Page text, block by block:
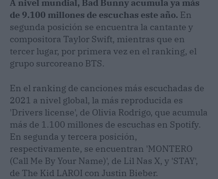
A nivel mundial, Bad Bunny acumula ya más
de 9.100 millones de escuchas este año. En
segunda posición se encuentra la cantante y
compositora Taylor Swift, mientras que en
tercer lugar, por primera vez en el ranking, el
grupo surcoreano BTS.
En el ranking de canciones más escuchadas de
2021 a nivel global, la más reproducida es
'Drivers license', de Olivia Rodrigo, que acumula
más de 1.100 millones de escuchas en Spotify.
En segunda y tercera posición,
respectivamente, se encuentran 'MONTERO
(Call Me By Your Name)', de Lil Nas X, y 'STAY',
de The Kid LAROI con Justin Bieber.